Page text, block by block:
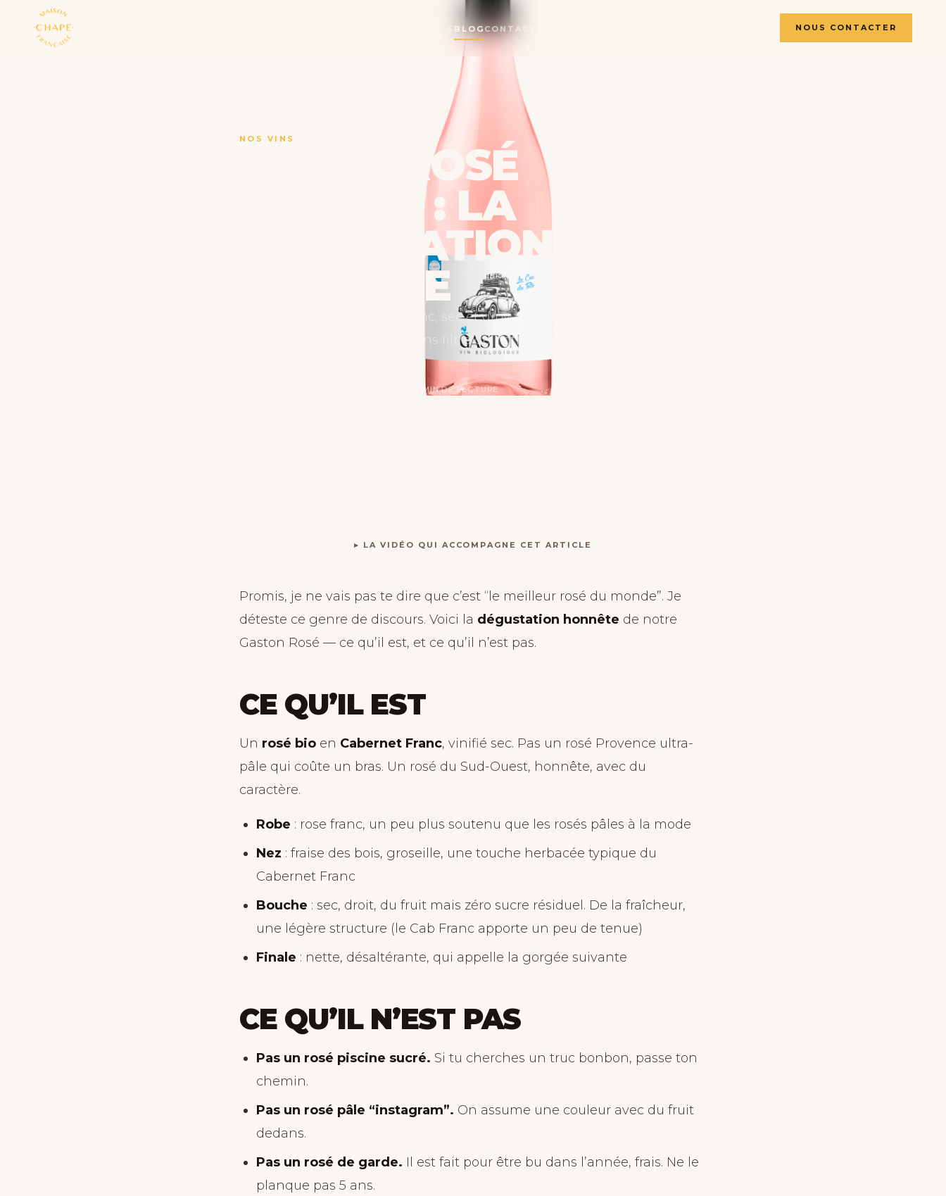
BLOGCONTACT NOUS CONTACTER
NOS VINS
NOTRE ROSÉ
GASTON : LA
DÉGUSTATION
HONNÊTE
Un rosé bio en Cabernet Franc, sec et droit. Pas un rosé piscine
sucré. Voici la dégustation sans filtre de notre Gaston Rosé, et ce
2 MIN DE LECTURE
▸ LA VIDÉO QUI ACCOMPAGNE CET ARTICLE
Promis, je ne vais pas te dire que c’est “le meilleur rosé du monde”. Je
déteste ce genre de discours. Voici la dégustation honnête de notre
Gaston Rosé — ce qu’il est, et ce qu’il n’est pas.
CE QU’IL EST
Un rosé bio en Cabernet Franc, vinifié sec. Pas un rosé Provence ultra-
pâle qui coûte un bras. Un rosé du Sud-Ouest, honnête, avec du
caractère.
Robe : rose franc, un peu plus soutenu que les rosés pâles à la mode
Nez : fraise des bois, groseille, une touche herbacée typique du
Cabernet Franc
Bouche : sec, droit, du fruit mais zéro sucre résiduel. De la fraîcheur,
une légère structure (le Cab Franc apporte un peu de tenue)
Finale : nette, désaltérante, qui appelle la gorgée suivante
CE QU’IL N’EST PAS
Pas un rosé piscine sucré. Si tu cherches un truc bonbon, passe ton
chemin.
Pas un rosé pâle “instagram”. On assume une couleur avec du fruit
dedans.
Pas un rosé de garde. Il est fait pour être bu dans l’année, frais. Ne le
planque pas 5 ans.